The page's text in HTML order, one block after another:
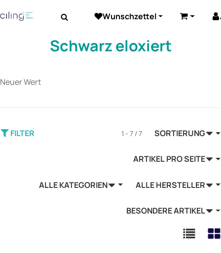
Akustik Beleuchtung Elektrozubehör
Wunschzettel Warenkorb
Schwarz eloxiert
Neuer Wert
FILTER 1 - 7 / 7 SORTIERUNG
ARTIKEL PRO SEITE
ALLE KATEGORIEN ALLE HERSTELLER
BESONDERE ARTIKEL